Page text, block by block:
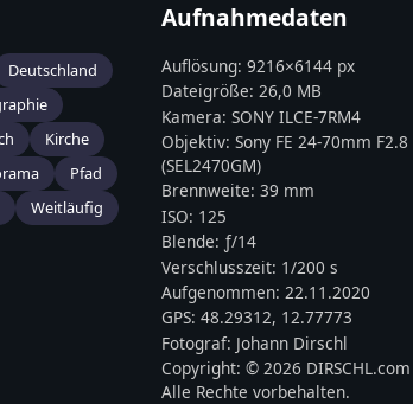
Deutschland
Kirche
Pfad
Weitläufig
Aufnahmedaten
Auflösung:9216×6144 px
Dateigröße:26,0 MB
Kamera:SONY ILCE-7RM4
Objektiv:Sony FE 24-70mm F2.8
(SEL2470GM)
Brennweite:39 mm
ISO: 125
Blende: ƒ/14
Verschlusszeit: 1/200 s
Aufgenommen:22.11.2020
GPS:48.29312, 12.77773
Fotograf: Johann Dirschl
Copyright:© 2026
Alle Rechte vorbehalten.